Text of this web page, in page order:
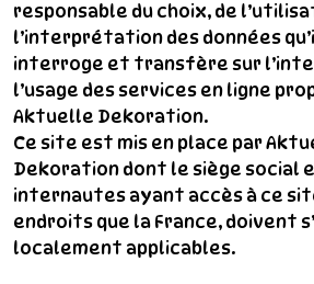
responsable du choix, de
l’interprétation des données
interroge et transfère sur
l’usage des services en ligne
Aktuelle Dekoration.
Ce site est mis en place par
Dekoration dont le siège social
internautes ayant accès à ce
endroits que la France, doivent
localement applicables.